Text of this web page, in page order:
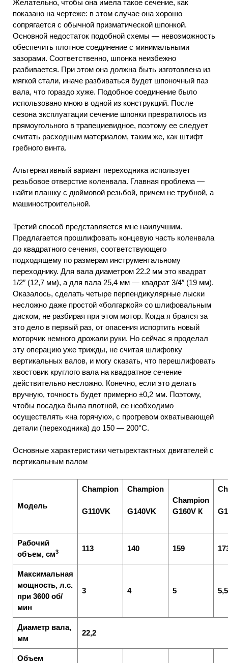
Желательно, чтобы она имела такое сечение, как
показано на чертеже: в этом случае она хорошо
сопрягается с обычной призматической шпонкой.
Основной недостаток подобной схемы — невозможность
обеспечить плотное соединение с минимальными
зазорами. Соответственно, шпонка неизбежно
разбивается. При этом она должна быть изготовлена из
мягкой стали, иначе разбиваться будет шпоночный паз
вала, что гораздо хуже. Подобное соединение было
использовано мною в одной из конструкций. После
сезона эксплуатации сечение шпонки превратилось из
прямоугольного в трапециевидное, поэтому ее следует
считать расходным материалом, таким же, как штифт
гребного винта.
Альтернативный вариант переходника использует
резьбовое отверстие коленвала. Главная проблема —
найти плашку с дюймовой резьбой, причем не трубной, а
машиностроительной.
Третий способ представляется мне наилучшим.
Предлагается прошлифовать концевую часть коленвала
до квадратного сечения, соответствующего
подходящему по размерам инструментальному
переходнику. Для вала диаметром 22.2 мм это квадрат
1/2″ (12,7 мм), а для вала 25,4 мм — квадрат 3/4″ (19 мм).
Оказалось, сделать четыре перпендикулярные лыски
несложно даже простой «болгаркой» со шлифовальным
диском, не разбирая при этом мотор. Когда я брался за
это дело в первый раз, от опасения испортить новый
моторчик немного дрожали руки. Но сейчас я проделал
эту операцию уже трижды, не считая шлифовку
вертикальных валов, и могу сказать, что перешлифовать
хвостовик круглого вала на квадратное сечение
действительно несложно. Конечно, если это делать
вручную, точность будет примерно ±0,2 мм. Поэтому,
чтобы посадка была плотной, ее необходимо
осуществлять «на горячую», с прогревом охватывающей
детали (переходника) до 150 — 200°С.
Основные характеристики четырехтактных двигателей с
вертикальным валом
Модель
Champion
G110VK
Champion
G140VK
Champion
G160V К
Рабочий
объем, см3 113 140 159
Максимальная
мощность, л.с.
при 3600 об/
мин
3 4 5 5,5
Диаметр вала,
мм
22,2
Объем